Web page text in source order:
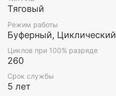
Тяговый
Режим работы
Буферный, Циклический
Циклов при 100% разряде
260
Срок службы
5 лет